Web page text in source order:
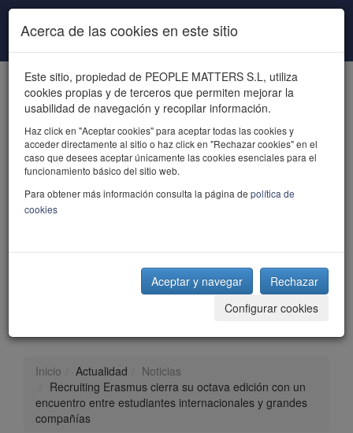
Pasar al contenido principal
powered by talent
Inicio Actualidad
Noticias
Recruiting Erasmus cierra su octava edición con un
encuentro entre estudiantes internacionales y grandes
compañías
Acerca de las cookies en este sitio
Este sitio, propiedad de PEOPLE MATTERS S.L, utiliza
cookies propias y de terceros que permiten mejorar la
usabilidad de navegación y recopilar información.
Haz click en "Aceptar cookies" para aceptar todas las cookies y
acceder directamente al sitio o haz click en "Rechazar cookies" en el
caso que desees aceptar únicamente las cookies esenciales para el
funcionamiento básico del sitio web.
Para obtener más información consulta la página de política de
cookies
Aceptar y navegar
Rechazar
Configurar cookies